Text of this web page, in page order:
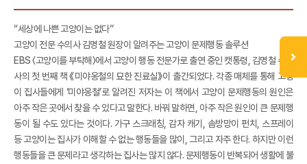
“세상에 나쁜 고양이는 없다”
고양이 전문 수의사 김명철 원장이 알려주는 고양이 문제행동 솔루션
EBS 〈고양이를 부탁해〉에서 고양이 행동 전문가로 출연 중인 캣통령, 김명철 수의
사의 첫 번째 책 《미야옹철의 묘한 진료실》이 출간되었다. 각종 매체를 통해 고양
이 집사들에게 ‘미야옹철’로 알려진 저자는 이 책에서 고양이 문제행동의 원인은
아주 작은 곳에서 찾을 수 있다고 말한다. 바꿔 말하면, 아주 작은 원인이 큰 문제행
동이 될 수도 있다는 것이다. 가구 스크래칭, 감자 캐기, 솜방망이 펀치, 스프레이
등 고양이는 집사가 이해할 수 없는 행동들을 많이, 그리고 자주 한다. 하지만 이런
행동들을 큰 문제라고 생각하는 집사는 많지 않다. 문제행동이 반복되어 생활에 불